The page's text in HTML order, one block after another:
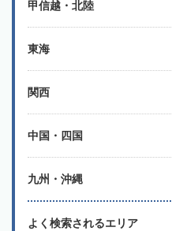
甲信越・北陸
東海
関西
中国・四国
九州・沖縄
よく検索されるエリア